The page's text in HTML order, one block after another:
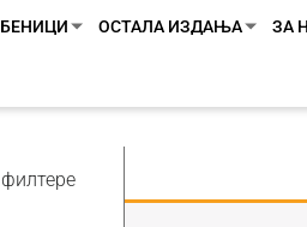
ОСТАЛА ИЗДАЊА ЗА